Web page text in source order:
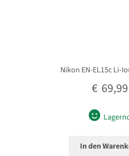
Nikon EN-EL15c Li-
€ 69,99
In den